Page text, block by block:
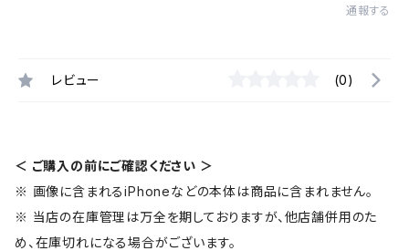
通報する
レビュー (0)
＜ ご購入の前にご確認ください ＞
※ 画像に含まれるiPhoneなどの本体は商品に含まれません。
※ 当店の在庫管理は万全を期しておりますが、他店舗併用のた
め、在庫切れになる場合がございます。